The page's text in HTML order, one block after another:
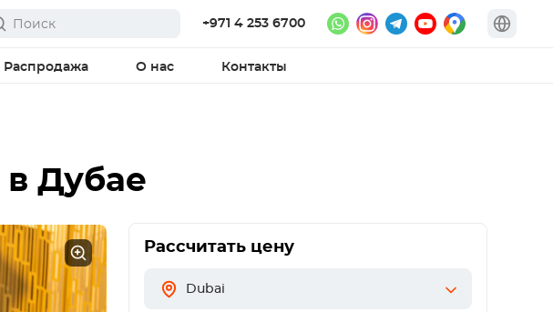
+971 4 253 6700
Распродажа О нас Контакты
в Дубае
Рассчитать цену
Dubai